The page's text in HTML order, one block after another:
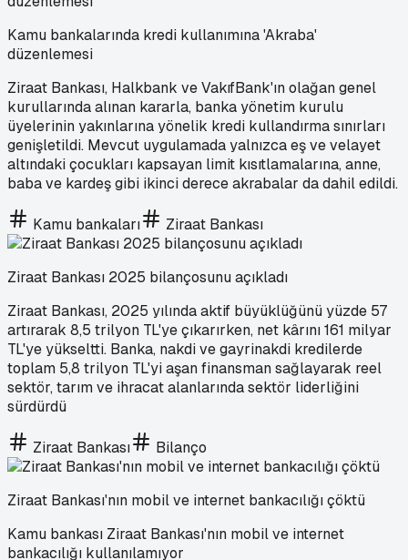
Kamu bankalarında kredi kullanımına 'Akraba'
düzenlemesi
Ziraat Bankası, Halkbank ve VakıfBank'ın olağan genel
kurullarında alınan kararla, banka yönetim kurulu
üyelerinin yakınlarına yönelik kredi kullandırma sınırları
genişletildi. Mevcut uygulamada yalnızca eş ve velayet
altındaki çocukları kapsayan limit kısıtlamalarına, anne,
baba ve kardeş gibi ikinci derece akrabalar da dahil edildi.
Kamu bankaları Ziraat Bankası
Ziraat Bankası 2025 bilançosunu açıkladı
Ziraat Bankası, 2025 yılında aktif büyüklüğünü yüzde 57
artırarak 8,5 trilyon TL'ye çıkarırken, net kârını 161 milyar
TL'ye yükseltti. Banka, nakdi ve gayrinakdi kredilerde
toplam 5,8 trilyon TL'yi aşan finansman sağlayarak reel
sektör, tarım ve ihracat alanlarında sektör liderliğini
sürdürdü
Ziraat Bankası Bilanço
Ziraat Bankası'nın mobil ve internet bankacılığı çöktü
Kamu bankası Ziraat Bankası'nın mobil ve internet
bankacılığı kullanılamıyor